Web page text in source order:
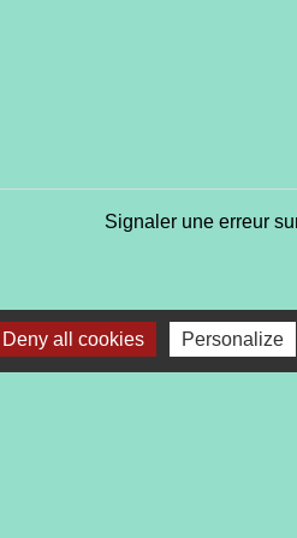
Signaler une erreur
Deny all cookies Personalize